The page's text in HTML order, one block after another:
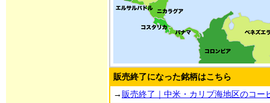
販売終了になった銘柄はこちら
→ 販売終了｜中米・カリブ海地区のコー